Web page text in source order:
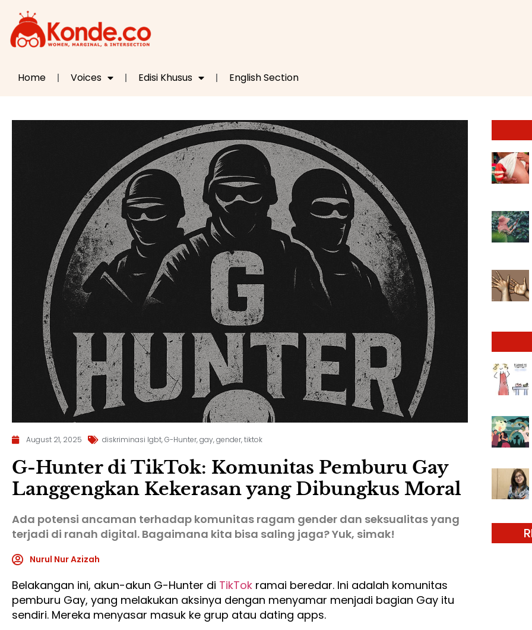
Home Voices Edisi Khusus English Section
August 21, 2025 diskriminasi lgbt,G-Hunter,gay,gender,tiktok
G-Hunter di TikTok: Komunitas Pemburu Gay
Langgengkan Kekerasan yang Dibungkus Moral
Ada potensi ancaman terhadap komunitas ragam gender dan seksualitas yang
terjadi di ranah digital. Bagaimana kita bisa saling jaga? Yuk, simak!
Nurul Nur Azizah
Belakangan ini, akun-akun G-Hunter di TikTok ramai beredar. Ini adalah komunitas
pemburu Gay, yang melakukan aksinya dengan menyamar menjadi bagian Gay itu
sendiri. Mereka menyasar masuk ke grup atau dating apps.